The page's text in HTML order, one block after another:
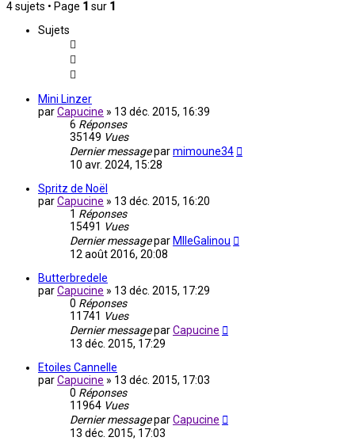
4 sujets • Page 1 sur 1
Sujets
Mini Linzer
parCapucine » 13 déc. 2015, 16:39
6 Réponses
35149 Vues
Dernier messageparmimoune34
10 avr. 2024, 15:28
Spritz de Noël
parCapucine » 13 déc. 2015, 16:20
1 Réponses
15491 Vues
Dernier messagepar MlleGalinou
12 août 2016, 20:08
Butterbredele
parCapucine » 13 déc. 2015, 17:29
0 Réponses
11741 Vues
Dernier messageparCapucine
13 déc. 2015, 17:29
Etoiles Cannelle
parCapucine » 13 déc. 2015, 17:03
0 Réponses
11964 Vues
Dernier messageparCapucine
13 déc. 2015, 17:03